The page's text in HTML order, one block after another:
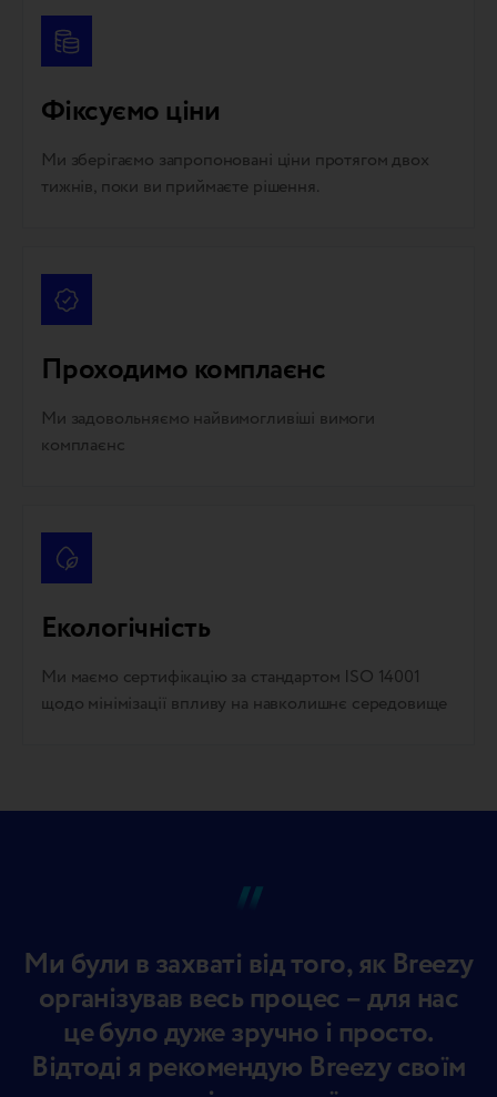
Фіксуємо ціни
Ми зберігаємо запропоновані ціни протягом двох
тижнів, поки ви приймаєте рішення.
Проходимо комплаєнс
Ми задовольняємо найвимогливіші вимоги
комплаєнс
Екологічність
Ми маємо сертифікацію за стандартом ISO 14001
щодо мінімізації впливу на навколишнє середовище
Ми були в захваті від того, як Breezy
організував весь процес – для нас
це було дуже зручно і просто.
Відтоді я рекомендую Breezy своїм